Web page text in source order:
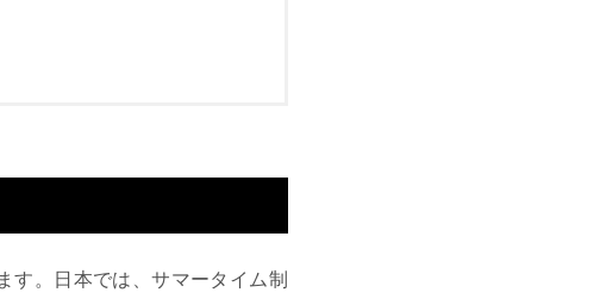
す。日本では、サマータイム制